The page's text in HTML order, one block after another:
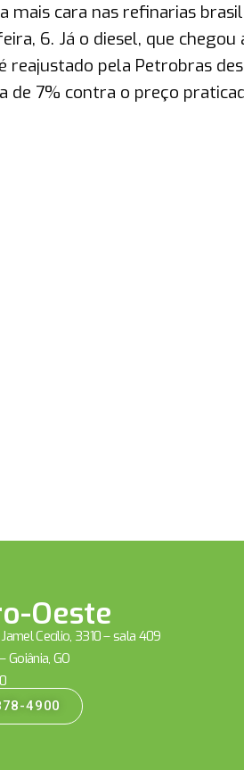
cara nas refinarias
6. Já o diesel, que chegou
reajustado pela Petrobras
7% contra o preço
Oeste
Cecílio, 3310 – sala 409
Goiânia, GO
4900